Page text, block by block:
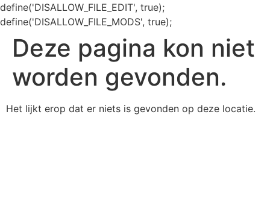
define('DISALLOW_FILE_EDIT', true);
define('DISALLOW_FILE_MODS', true);
Deze pagina kon niet
worden gevonden.
Het lijkt erop dat er niets is gevonden op deze locatie.